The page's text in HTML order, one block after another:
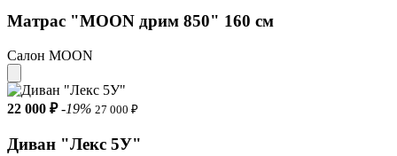
Матрас "MOON дрим 850" 160 см
Салон MOON
22 000 ₽ -19% 27 000 ₽
Диван "Лекс 5У"